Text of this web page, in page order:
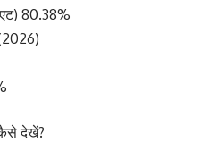
80.38%
देखें?